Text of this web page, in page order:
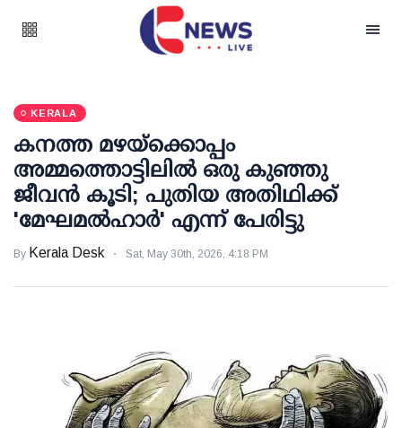
KERALA
കനത്ത മഴയ്‌ക്കൊപ്പം
അമ്മത്തൊട്ടിലില്‍ ഒരു കുഞ്ഞു
ജീവന്‍ കൂടി; പുതിയ അതിഥിക്ക്
'മേഘമല്‍ഹാര്‍' എന്ന് പേരിട്ടു
By Kerala Desk Sat, May 30th, 2026, 4:18 PM